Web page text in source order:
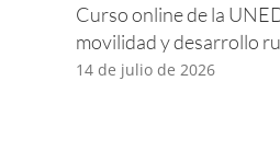
Curso online de la
movilidad y desarrollo
14 de julio de 2026